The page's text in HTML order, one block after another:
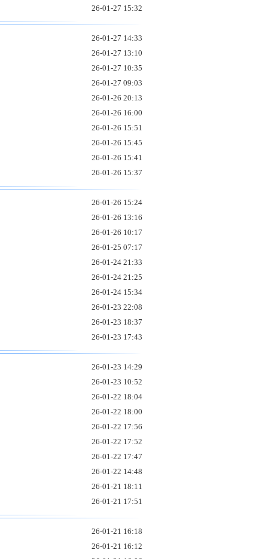
26-01-27 15:32
26-01-27 14:33
26-01-27 13:10
26-01-27 10:35
26-01-27 09:03
26-01-26 20:13
26-01-26 16:00
26-01-26 15:51
26-01-26 15:45
26-01-26 15:41
26-01-26 15:37
26-01-26 15:24
26-01-26 13:16
26-01-26 10:17
26-01-25 07:17
26-01-24 21:33
26-01-24 21:25
26-01-24 15:34
26-01-23 22:08
26-01-23 18:37
26-01-23 17:43
26-01-23 14:29
26-01-23 10:52
26-01-22 18:04
26-01-22 18:00
26-01-22 17:56
26-01-22 17:52
26-01-22 17:47
26-01-22 14:48
26-01-21 18:11
26-01-21 17:51
26-01-21 16:18
26-01-21 16:12